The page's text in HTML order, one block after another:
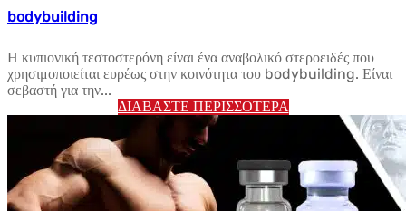
bodybuilding
Η κυπιονική τεστοστερόνη είναι ένα αναβολικό στεροειδές που
χρησιμοποιείται ευρέως στην κοινότητα του bodybuilding. Είναι
σεβαστή για την...
ΔΙΑΒΆΣΤΕ ΠΕΡΙΣΣΌΤΕΡΑ